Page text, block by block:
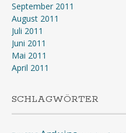
September 2011
August 2011
Juli 2011
Juni 2011
Mai 2011
April 2011
SCHLAGWÖRTER